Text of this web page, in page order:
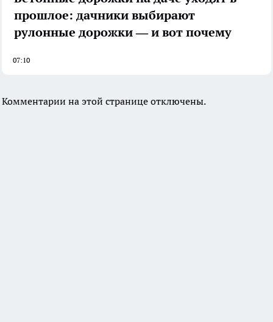
прошлое: дачники выбирают
рулонные дорожки — и вот почему
07:10
Комментарии на этой странице отключены.